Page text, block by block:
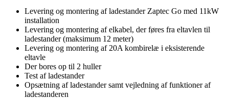
Levering og montering af ladestander Zaptec Go med 11kW
installation
Levering og montering af elkabel, der føres fra eltavlen til
ladestander (maksimum 12 meter)
Levering og montering af 20A kombirelæ i eksisterende
eltavle
Der bores op til 2 huller
Test af ladestander
Opsætning af ladestander samt vejledning af funktioner af
ladestanderen